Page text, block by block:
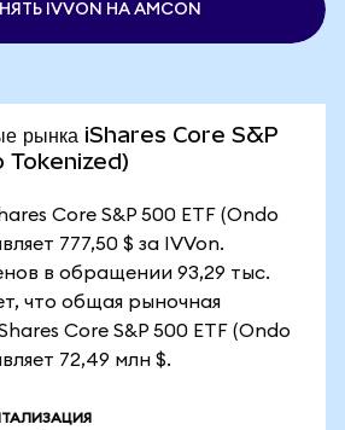
IVVON НА AMCON
рынка iShares Core S&P
Tokenized)
Core S&P 500 ETF (Ondo
777,50 $ за IVVon.
в обращении 93,29 тыс.
что общая рыночная
Core S&P 500 ETF (Ondo
72,49 млн $.